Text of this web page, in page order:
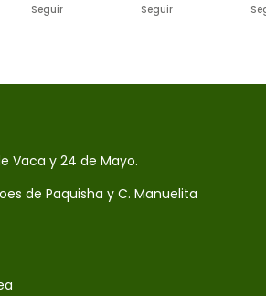
Seguir
Seguir
Vaca y 24 de Mayo.
de Paquisha y C. Manuelita